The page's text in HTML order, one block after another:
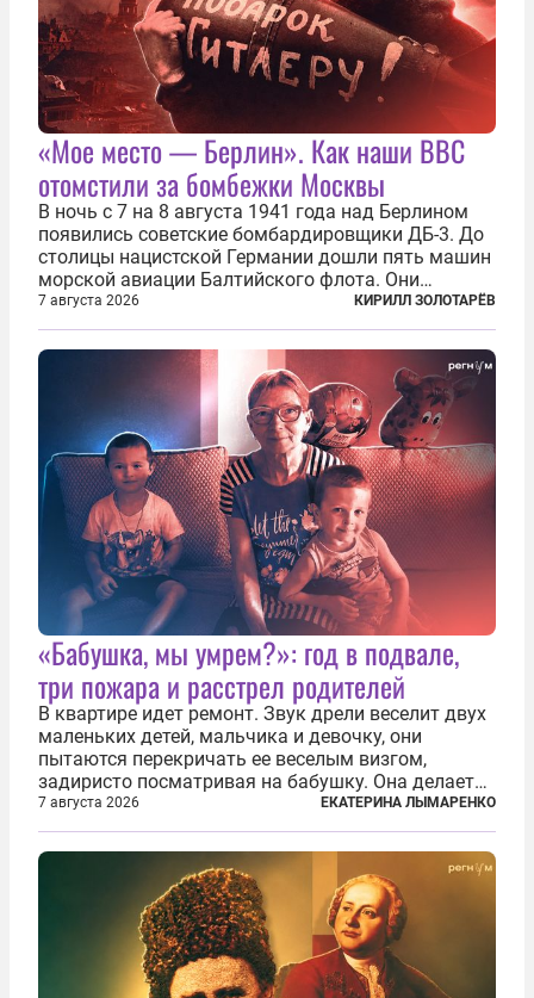
«Мое место — Берлин». Как наши ВВС
отомстили за бомбежки Москвы
В ночь с 7 на 8 августа 1941 года над Берлином
появились советские бомбардировщики ДБ-3. До
столицы нацистской Германии дошли пять машин
морской авиации Балтийского флота. Они
сбросили бомбы на город, который в тот момент
жил в полной уверенности, что война идет где-то
далеко на востоке, Красная...
7 августа 2026 КИРИЛЛ ЗОЛОТАРЁВ
«Бабушка, мы умрем?»: год в подвале,
три пожара и расстрел родителей
В квартире идет ремонт. Звук дрели веселит двух
маленьких детей, мальчика и девочку, они
пытаются перекричать ее веселым визгом,
задиристо посматривая на бабушку. Она делает
им замечание, но внуки чувствуют, что она
сердится невсерьез. И это правда: дрель, конечно,
сверлит противно, но всё...
7 августа 2026 ЕКАТЕРИНА ЛЫМАРЕНКО